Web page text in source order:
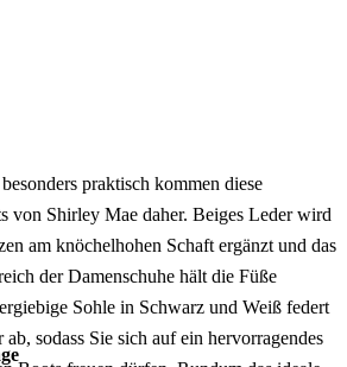
praktisch kommen diese
von Shirley Mae daher. Beiges Leder wird
am knöchelhohen Schaft ergänzt und das
der Damenschuhe hält die Füße
Sohle in Schwarz und Weiß federt
sodass Sie sich auf ein hervorragendes